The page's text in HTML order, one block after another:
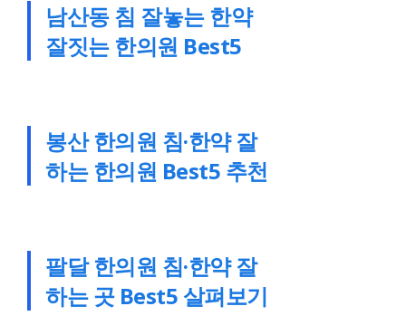
남산동 침 잘놓는 한약
잘짓는 한의원 Best5
봉산 한의원 침·한약 잘
하는 한의원 Best5 추천
팔달 한의원 침·한약 잘
하는 곳 Best5 살펴보기